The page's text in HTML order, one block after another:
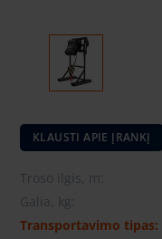
KLAUSTI APIE ĮRANKĮ
Troso ilgis, m:
Galia, kg:
Transportavimo tipas: